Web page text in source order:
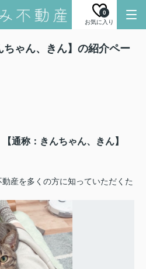
お気に入り
0
ちゃん、きん】の紹介ペー
通称：きんちゃん、きん】
産を多くの方に知っていただくた